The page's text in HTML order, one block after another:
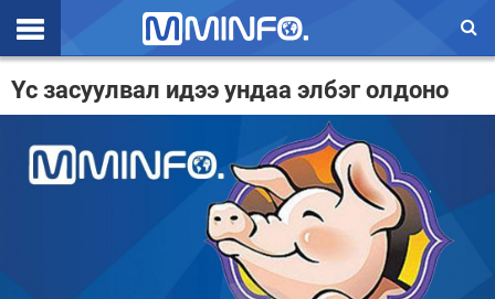
Эхлэл
Валют ханш
Үс засуулвал идээ ундаа элбэг олдоно